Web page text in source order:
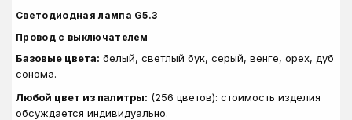
Светодиодная лампа G5.3
Провод с выключателем
Базовые цвета: белый, светлый бук, серый, венге, орех, дуб
сонома.
Любой цвет из палитры: (256 цветов): стоимость изделия
обсуждается индивидуально.